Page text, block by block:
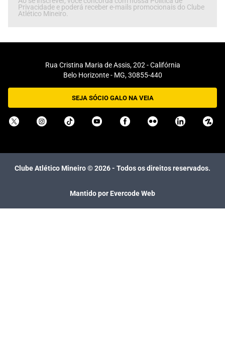
Privacidade e poderá receber e-mails promocionais do Clube
Atlético Mineiro.
Rua Cristina Maria de Assis, 202 - Califórnia
Belo Horizonte - MG, 30855-440
SEJA SÓCIO GALO NA VEIA
Clube Atlético Mineiro ©2026- Todos os direitos reservados.
Mantido por Evercode Web